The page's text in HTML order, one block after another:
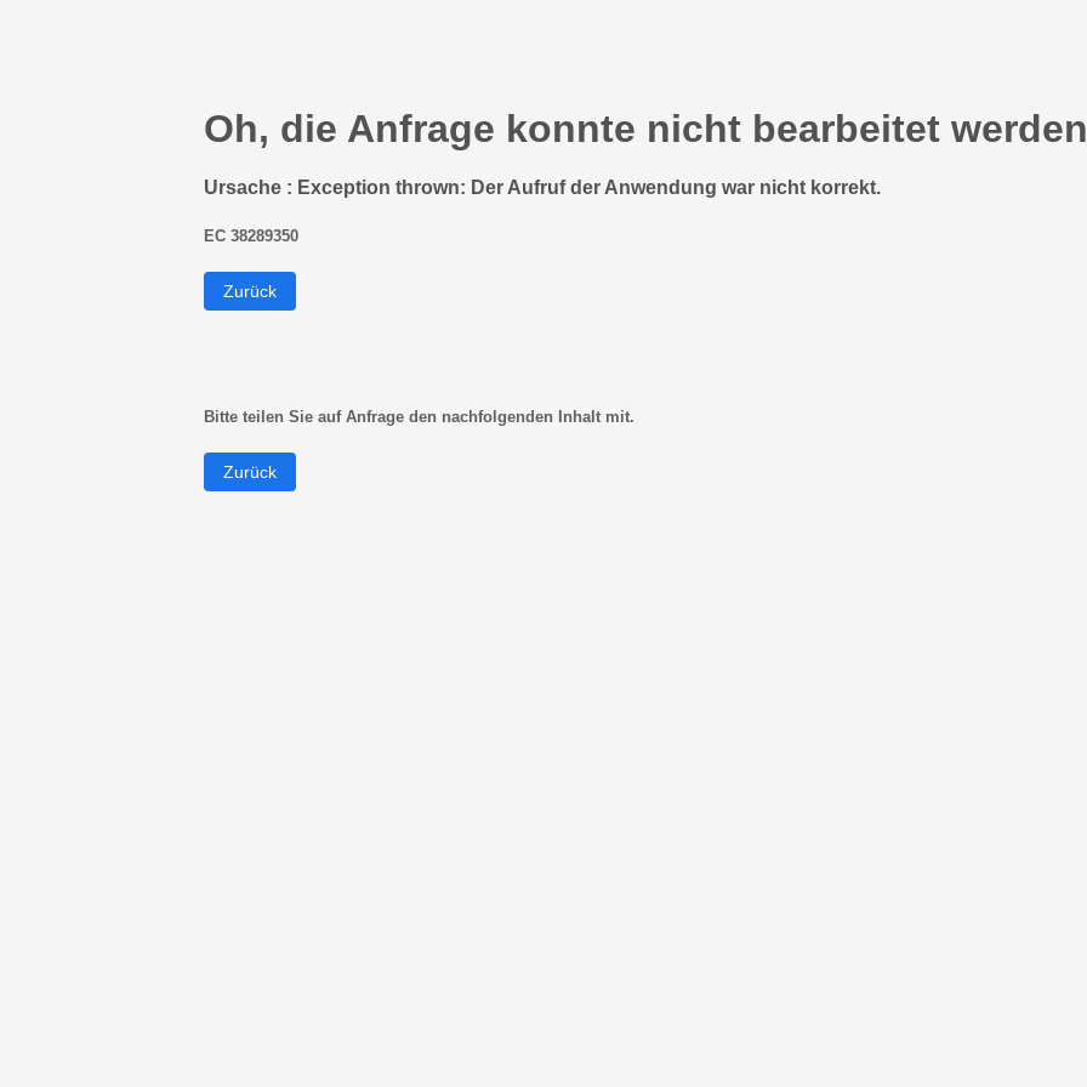
Oh, die Anfrage konnte nicht bearbeitet
Ursache : Exception thrown: Der Aufruf der Anwendung war nicht korrekt.
EC 38289350
Zurück
Bitte teilen Sie auf Anfrage den nachfolgenden Inhalt mit.
Zurück